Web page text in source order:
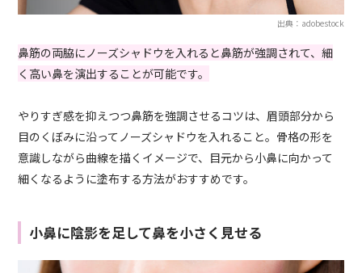
出典：adobestock
鼻筋の両脇にノーズシャドウを入れると鼻筋が強調されて、細
く高い鼻を演出することが可能です。
やりすぎ感を抑えつつ鼻筋を強調させるコツは、眉頭部分から
目のくぼみに沿ってノーズシャドウを入れること。骨格の形を
意識しながら曲線を描くイメージで、目元から小鼻に向かって
細くなるように塗布する方法がおすすめです。
小鼻に陰影を足して鼻を小さく見せる